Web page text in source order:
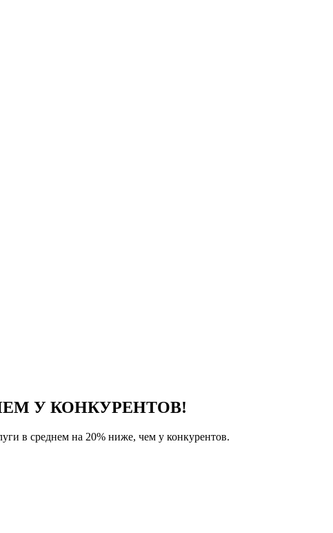
У КОНКУРЕНТОВ!
в среднем на 20% ниже, чем у конкурентов.